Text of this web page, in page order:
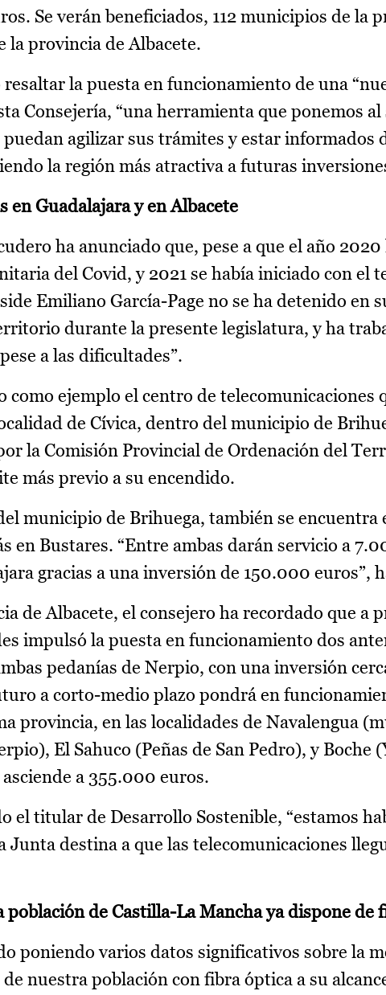
Se verán beneficiados, 112 municipios de la
la provincia de Albacete.
la puesta en funcionamiento de una
Consejería, “una herramienta que ponemos
agilizar sus trámites y estar informados
la región más atractiva a futuras
en Guadalajara y en Albacete
ha anunciado que, pese a que el año
del Covid, y 2021 se había iniciado con el
Emiliano García-Page no se ha detenido en
durante la presente legislatura, y ha
a las dificultades”.
como ejemplo el centro de telecomunicaciones
de Cívica, dentro del municipio de
la Comisión Provincial de Ordenación del
más previo a su encendido.
municipio de Brihuega, también se encuentra
en Bustares. “Entre ambas darán servicio a
gracias a una inversión de 150.000 euros”,
de Albacete, el consejero ha recordado que a
impulsó la puesta en funcionamiento dos
pedanías de Nerpio, con una inversión
a corto-medio plazo pondrá en
provincia, en las localidades de Navalengua
El Sahuco (Peñas de San Pedro), y Boche
a 355.000 euros.
el titular de Desarrollo Sostenible, “estamos
Junta destina a que las telecomunicaciones
población de Castilla-La Mancha ya dispone de
poniendo varios datos significativos sobre la
nuestra población con fibra óptica a su